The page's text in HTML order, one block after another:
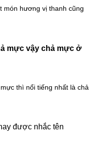
món hương vị thanh cũng
mực vậy chả mực ở
thì nổi tiếng nhất là chả
được nhắc tên